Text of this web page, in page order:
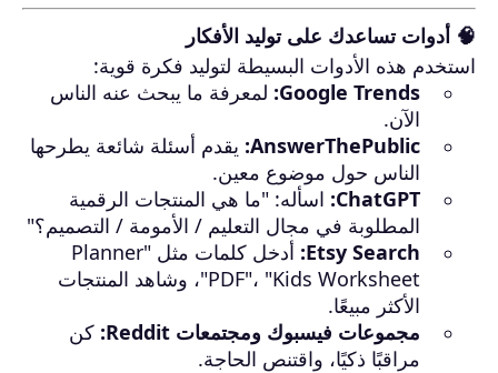
🧠 أدوات تساعدك على توليد الأفكار
استخدم هذه الأدوات البسيطة لتوليد فكرة قوية:
Google Trends: لمعرفة ما يبحث عنه الناس
الآن.
AnswerThePublic: يقدم أسئلة شائعة يطرحها
الناس حول موضوع معين.
ChatGPT: اسأله: "ما هي المنتجات الرقمية
المطلوبة في مجال التعليم / الأمومة / التصميم؟"
Etsy Search:
أدخل كلمات مثل "Planner
PDF"، "Kids Worksheet"، وشاهد المنتجات
الأكثر مبيعًا.
مجموعات فيسبوك ومجتمعات Reddit:
كن
مراقبًا ذكيًا، واقتنص الحاجة.